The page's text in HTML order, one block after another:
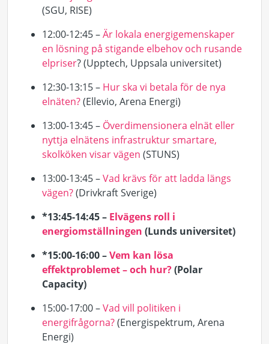
(SGU, RISE)
12:00-12:45 –Är lokala energigemenskaper
en lösning på stigande elbehov och rusande
elpriser? (Upptech, Uppsala universitet)
12:30-13:15 – Hur ska vi betala för de nya
elnäten?(Ellevio, Arena Energi)
13:00-13:45 – Överdimensionera elnät eller
nyttja elnätens infrastruktur smartare,
skolköken visar vägen (STUNS)
13:00-13:45 –Vad krävs för att ladda längs
vägen?(Drivkraft Sverige)
*13:45-14:45 – Elvägens roll i
energiomställningen (Lunds universitet)
*15:00-16:00 –Vem kan lösa
effektproblemet – och hur?(Polar
Capacity)
15:00-17:00 –Vad vill politiken i
energifrågorna?(Energispektrum, Arena
Energi)